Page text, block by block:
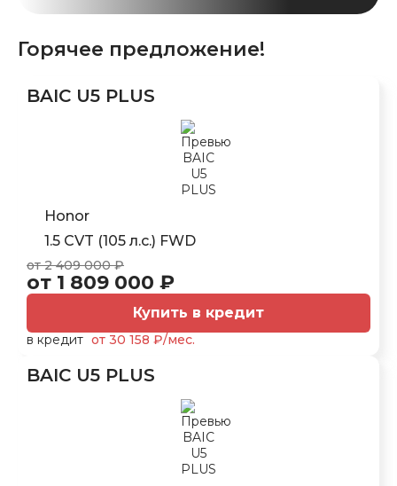
Горячее предложение!
BAIC U5 PLUS
Honor
1.5 CVT (105 л.с.) FWD
от 2 409 000 ₽
от 1 809 000 ₽
Купить в кредит
в кредит от 30 158 ₽/мес.
BAIC U5 PLUS